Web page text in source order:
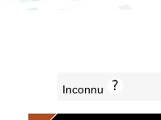
Inconnu